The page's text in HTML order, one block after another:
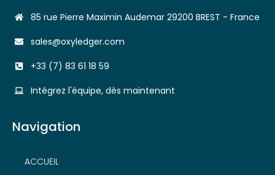
85 rue Pierre Maximin Audemar 29200 BREST - France
sales@oxyledger.com
+33 (7) 83 61 18 59
Intégrez l'équipe, dès maintenant
Navigation
ACCUEIL